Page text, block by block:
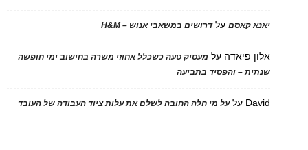
יאנא קאסםעלדרושים במשאבי אנוש – H&M
אלון פיאדה על מעסיק טעה כשכלל אחוזי משרה בחישוב ימי חופשה
שנתית – והפסיד בתביעה
David עלעל מי חלה החובה לשלם את עלות ציוד העבודה של העובד